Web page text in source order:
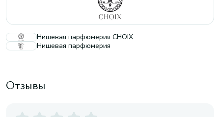
Нишевая парфюмерия CHOIX
Нишевая парфюмерия
Отзывы